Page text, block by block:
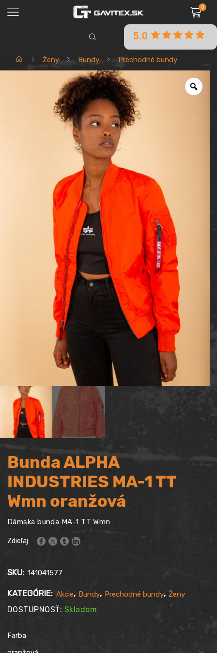
0
SEARCH
5.0
Domov Ženy Bundy Prechodné bundy
Bunda ALPHA
INDUSTRIES MA-1 TT
Wmn oranžová
Dámska bunda MA-1 TT Wmn
Zdieľaj
SKU: 141041577
KATEGÓRIE: Akcie, Bundy, Prechodné bundy, Ženy
DOSTUPNOSŤ: Skladom
Farba